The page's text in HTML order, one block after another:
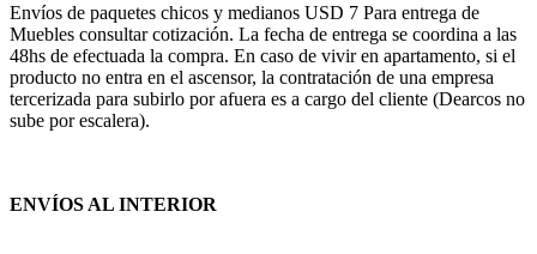
Envíos de paquetes chicos y medianos USD 7 Para entrega de
Muebles consultar cotización. La fecha de entrega se coordina a las
48hs de efectuada la compra. En caso de vivir en apartamento, si el
producto no entra en el ascensor, la contratación de una empresa
tercerizada para subirlo por afuera es a cargo del cliente (Dearcos no
sube por escalera).
ENVÍOS AL INTERIOR